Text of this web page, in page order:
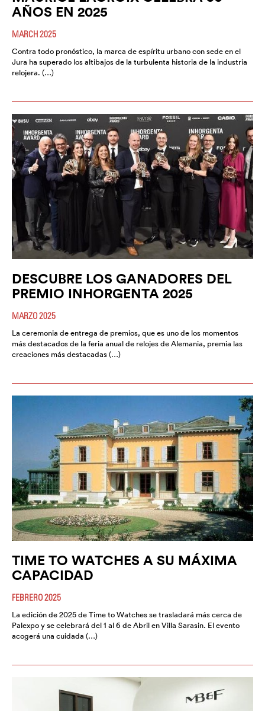
AÑOS EN 2025
MARCH 2025
Contra todo pronóstico, la marca de espíritu urbano con sede en el
Jura ha superado los altibajos de la turbulenta historia de la industria
relojera. (…)
DESCUBRE LOS GANADORES DEL
PREMIO INHORGENTA 2025
MARZO 2025
La ceremonia de entrega de premios, que es uno de los momentos
más destacados de la feria anual de relojes de Alemania, premia las
creaciones más destacadas (…)
TIME TO WATCHES A SU MÁXIMA
CAPACIDAD
FEBRERO 2025
La edición de 2025 de Time to Watches se trasladará más cerca de
Palexpo y se celebrará del 1 al 6 de Abril en Villa Sarasin. El evento
acogerá una cuidada (…)